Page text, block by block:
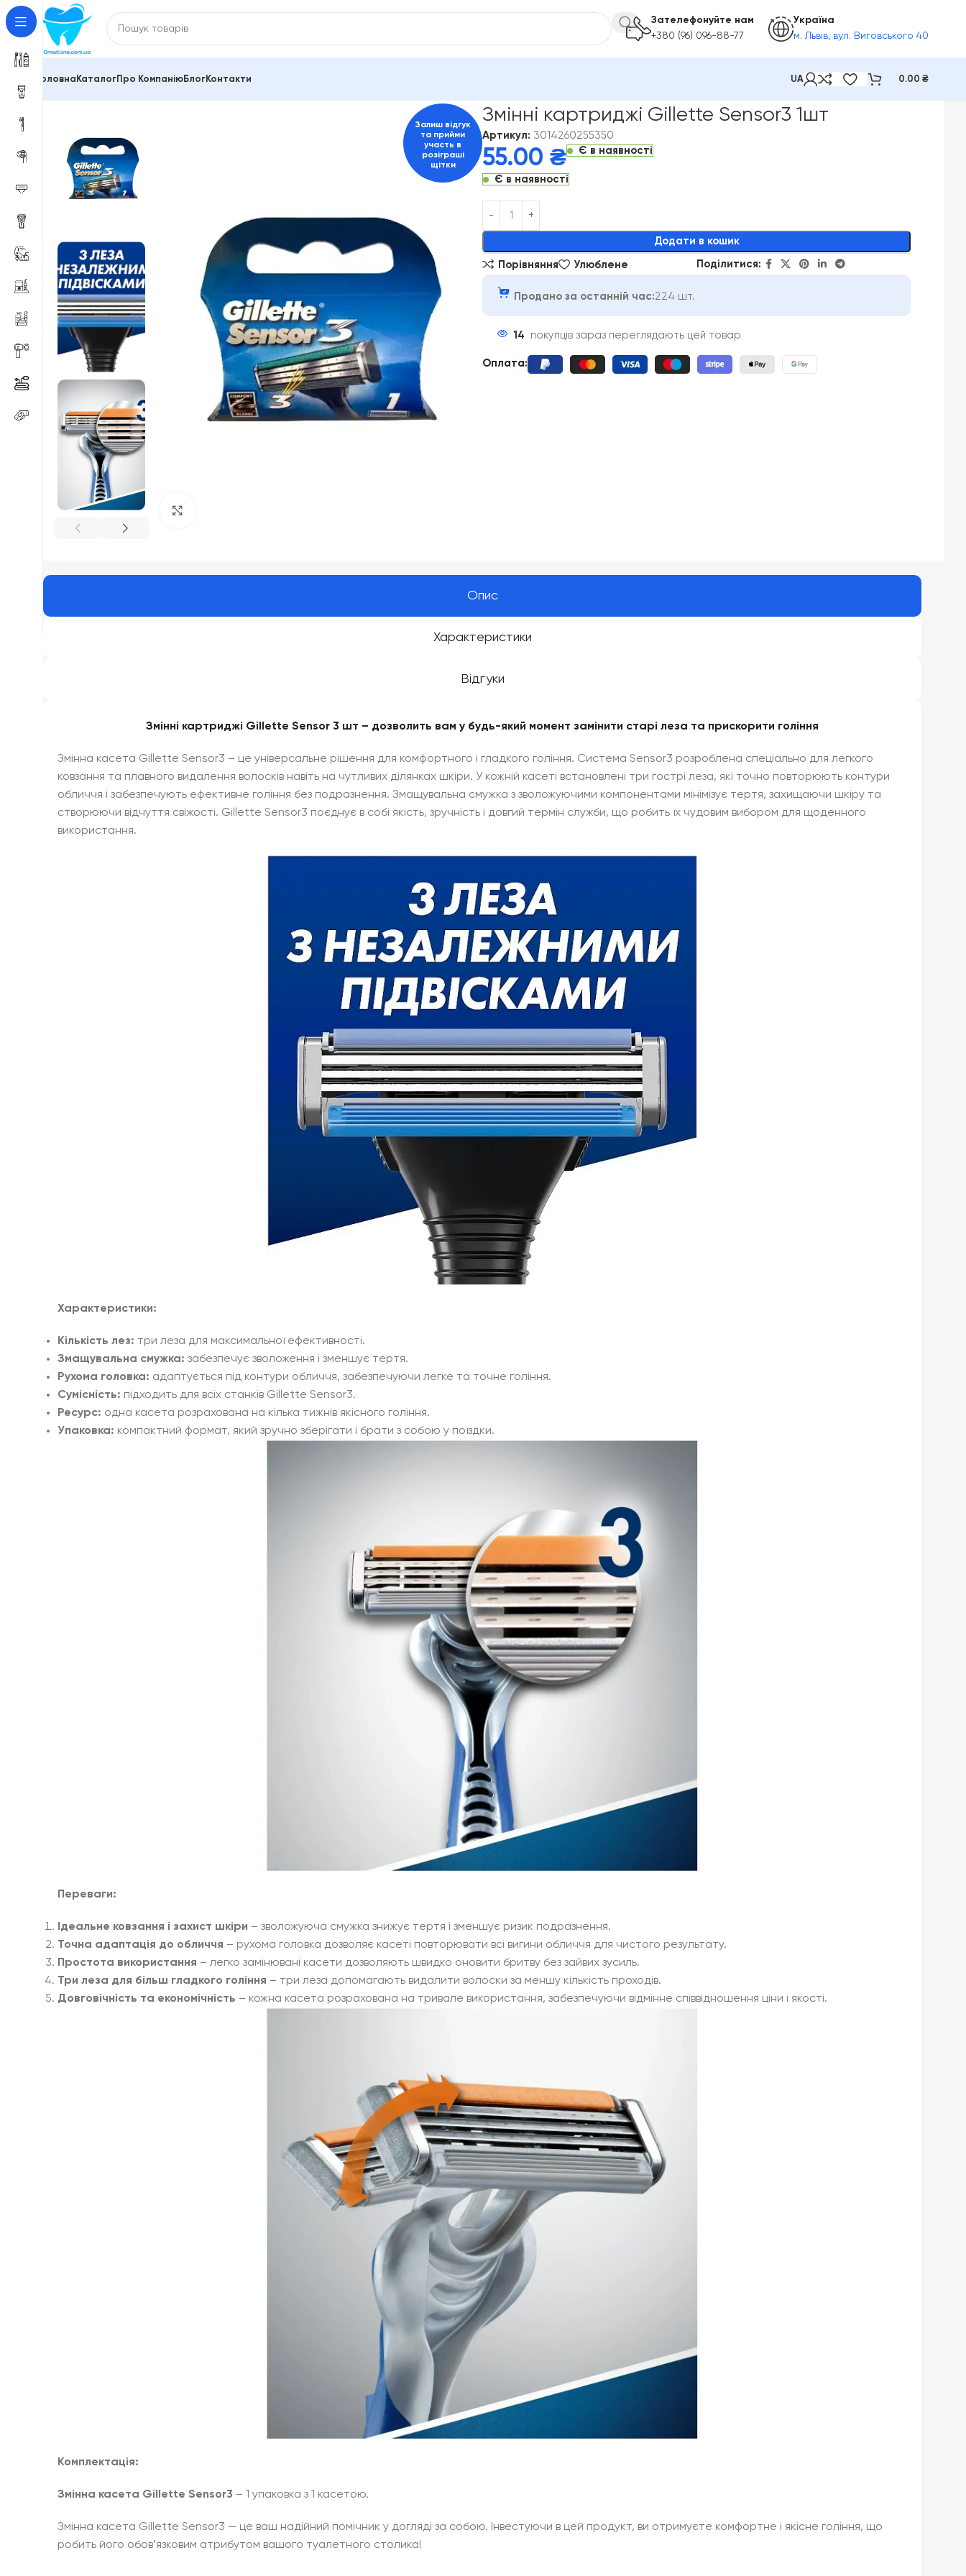
Зателефонуйте нам
+380 (96) 096-88-77
Україна
м. Львів, вул. Виговського 40
Головна КаталогПро КомпаніюБлогКонтакти UA 0.00 ₴
Залиш відгук
та прийми
участь в
розіграші
щітки
Змінні картриджі Gillette Sensor3 1шт
Артикул: 3014260255350
55.00 ₴ Є в наявності
Є в наявності
Додати в кошик
Alternative:
Порівняння Улюблене Поділитися:
Продано за останній час:224 шт.
14 покупців зараз переглядають цей товар
Оплата:
Опис
Характеристики
Відгуки
Змінні картриджі Gillette Sensor 3 шт – дозволить вам у будь-який момент замінити старі леза та прискорити гоління
Змінна касета Gillette Sensor3 – це універсальне рішення для комфортного і гладкого гоління. Система Sensor3 розроблена спеціально для легкого
ковзання та плавного видалення волосків навіть на чутливих ділянках шкіри. У кожній касеті встановлені три гострі леза, які точно повторюють контури
обличчя і забезпечують ефективне гоління без подразнення. Змащувальна смужка з зволожуючими компонентами мінімізує тертя, захищаючи шкіру та
створюючи відчуття свіжості. Gillette Sensor3 поєднує в собі якість, зручність і довгий термін служби, що робить їх чудовим вибором для щоденного
використання.
Характеристики:
Кількість лез: три леза для максимальної ефективності.
Змащувальна смужка: забезпечує зволоження і зменшує тертя.
Рухома головка: адаптується під контури обличчя, забезпечуючи легке та точне гоління.
Сумісність: підходить для всіх станків Gillette Sensor3.
Ресурс: одна касета розрахована на кілька тижнів якісного гоління.
Упаковка: компактний формат, який зручно зберігати і брати з собою у поїздки.
Переваги:
Ідеальне ковзання і захист шкіри – зволожуюча смужка знижує тертя і зменшує ризик подразнення.
Точна адаптація до обличчя – рухома головка дозволяє касеті повторювати всі вигини обличчя для чистого результату.
Простота використання – легко замінювані касети дозволяють швидко оновити бритву без зайвих зусиль.
Три леза для більш гладкого гоління – три леза допомагають видалити волоски за меншу кількість проходів.
Довговічність та економічність – кожна касета розрахована на тривале використання, забезпечуючи відмінне співвідношення ціни і якості.
Комплектація:
Змінна касета Gillette Sensor3 – 1 упаковка з 1 касетою.
Змінна касета Gillette Sensor3 — це ваш надійний помічник у догляді за собою. Інвестуючи в цей продукт, ви отримуєте комфортне і якісне гоління, що
робить його обов’язковим атрибутом вашого туалетного столика!